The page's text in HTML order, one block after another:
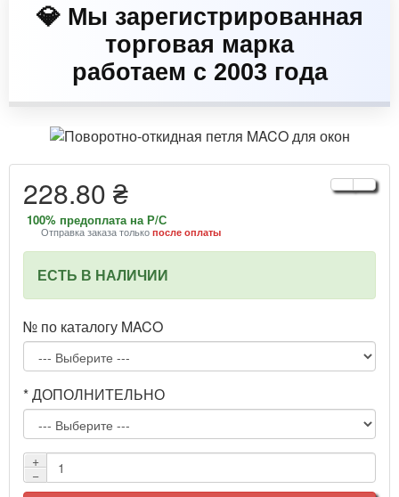
💎 Мы зарегистрированная
торговая марка
работаем с 2003 года
228.80 ₴
100% предоплата на Р/С
Отправка заказа только после оплаты
ЕСТЬ В НАЛИЧИИ
№ по каталогу MACO
* ДОПОЛНИТЕЛЬНО
+
−